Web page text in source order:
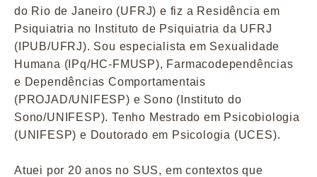
do Rio de Janeiro (UFRJ) e fiz a Residência em
Psiquiatria no Instituto de Psiquiatria da UFRJ
(IPUB/UFRJ). Sou especialista em Sexualidade
Humana (IPq/HC-FMUSP), Farmacodependências
e Dependências Comportamentais
(PROJAD/UNIFESP) e Sono (Instituto do
Sono/UNIFESP). Tenho Mestrado em Psicobiologia
(UNIFESP) e Doutorado em Psicologia (UCES).
Atuei por 20 anos no SUS, em contextos que